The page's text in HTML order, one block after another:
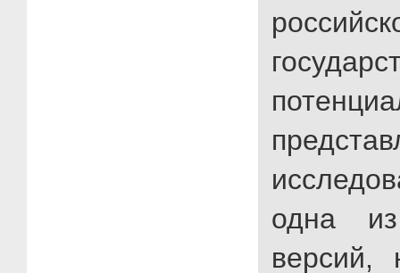
одна из
версий,